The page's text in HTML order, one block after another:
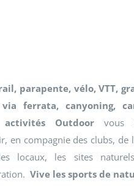
parapente, vélo, VTT,
ferrata, canyoning,
Outdoor vous
en compagnie des clubs, de
locaux, les sites
Vive les sports de